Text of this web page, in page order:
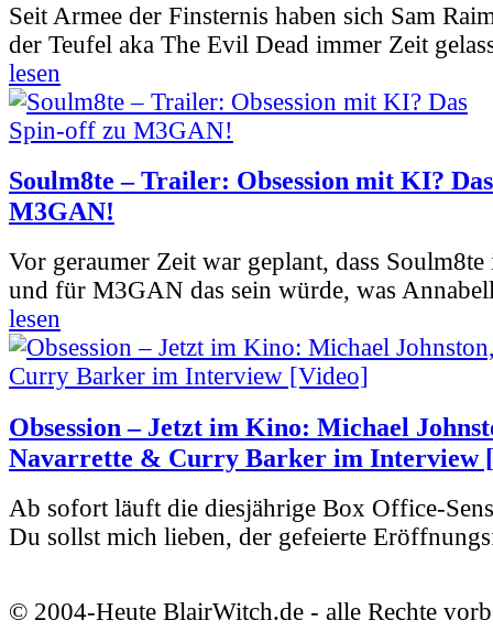
Seit Armee der Finsternis haben sich Sam
der Teufel aka The Evil Dead immer Zeit
lesen
Soulm8te – Trailer: Obsession mit KI?
M3GAN!
Vor geraumer Zeit war geplant, dass
und für M3GAN das sein würde, was
lesen
Obsession – Jetzt im Kino: Michael
Navarrette & Curry Barker im Interview
Ab sofort läuft die diesjährige Box Office-
Du sollst mich lieben, der gefeierte
© 2004-Heute BlairWitch.de - alle Rechte